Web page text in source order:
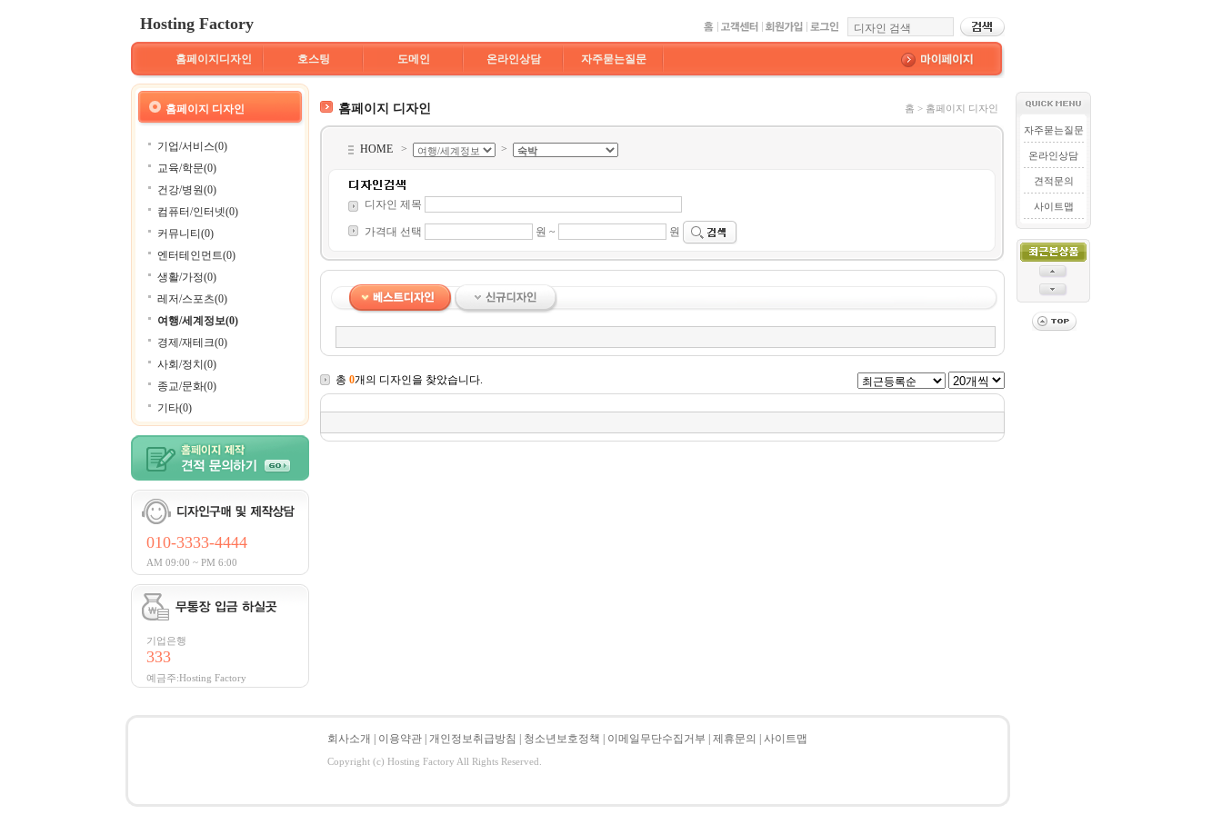
Hosting Factory
홈페이지디자인 호스팅 도메인 온라인상담 자주묻는질문
홈페이지 디자인
기업/서비스(0)
교육/학문(0)
건강/병원(0)
컴퓨터/인터넷(0)
커뮤니티(0)
엔터테인먼트(0)
생활/가정(0)
레저/스포츠(0)
여행/세계정보(0)
경제/재테크(0)
사회/정치(0)
종교/문화(0)
기타(0)
010-3333-4444
AM 09:00 ~ PM 6:00
기업은행
333
예금주:Hosting Factory
홈페이지 디자인 홈 > 홈페이지 디자인
HOME > >
디자인 제목
가격대 선택 원 ~ 원
총 0개의 디자인을 찾았습니다.
자주묻는질문
온라인상담
견적문의
사이트맵
회사소개 이용약관 개인정보취급방침 청소년보호정책 이메일무단수집거부 제휴문의 사이트맵
Copyright (c) Hosting Factory All Rights Reserved.